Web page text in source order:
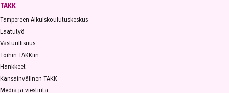
TAKK
Tampereen Aikuiskoulutuskeskus
Laatutyö
Vastuullisuus
Töihin TAKKiin
Hankkeet
Kansainvälinen TAKK
Media ja viestintä